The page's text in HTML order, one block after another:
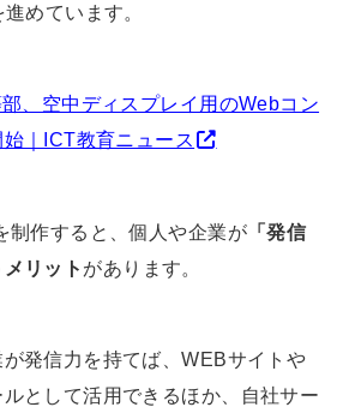
めています。
、空中ディスプレイ用のWebコン
｜ICT教育ニュース
制作すると、個人や企業が「発信
リット があります。
発信力を持てば、WEBサイトや
として活用できるほか、自社サー